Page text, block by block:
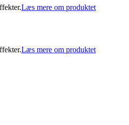
Læs mere om produktet
Læs mere om produktet